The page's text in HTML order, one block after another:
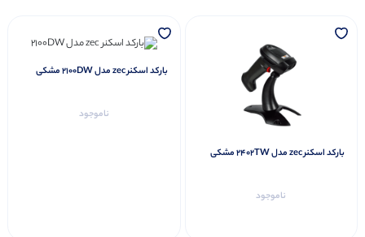
بارکد اسکنر zec مدل 2402TW مشکی
ناموجود
بارکد اسکنر zec مدل 2100DW مشکی
ناموجود